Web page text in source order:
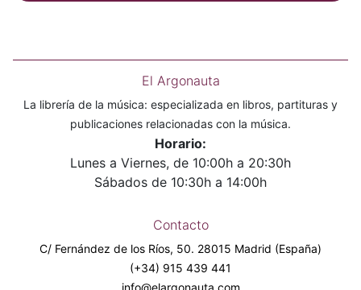
El Argonauta
La librería de la música: especializada en libros, partituras y
publicaciones relacionadas con la música.
Horario:
Lunes a Viernes, de 10:00h a 20:30h
Sábados de 10:30h a 14:00h
Contacto
C/ Fernández de los Ríos, 50. 28015 Madrid (España)
(+34) 915 439 441